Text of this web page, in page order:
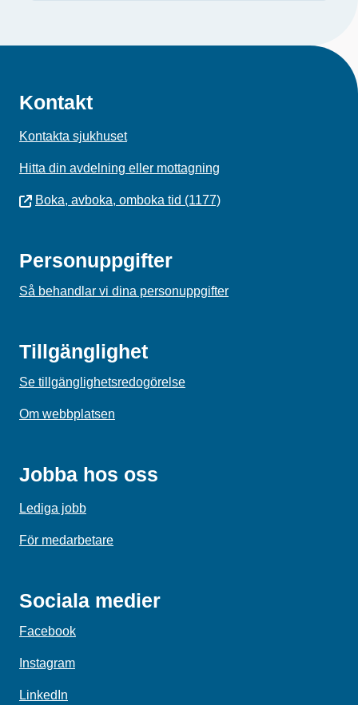
Kontakt
Kontakta sjukhuset
Hitta din avdelning eller mottagning
Boka, avboka, omboka tid (1177)
Personuppgifter
Så behandlar vi dina personuppgifter
Tillgänglighet
Se tillgänglighetsredogörelse
Om webbplatsen
Jobba hos oss
Lediga jobb
För medarbetare
Sociala medier
Facebook
Instagram
LinkedIn